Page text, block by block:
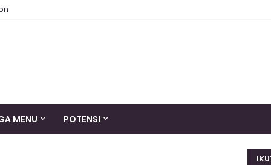
MENU POTENSI